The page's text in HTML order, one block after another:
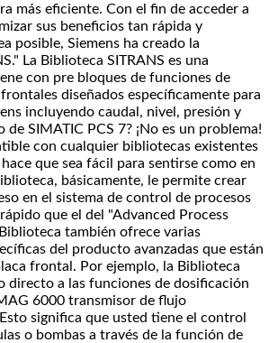
más eficiente. Con el fin de acceder a
sus beneficios tan rápida y
posible, Siemens ha creado la
La Biblioteca SITRANS es una
con pre bloques de funciones de
diseñados específicamente para
incluyendo caudal, nivel, presión y
de SIMATIC PCS 7? ¡No es un problema!
con cualquier bibliotecas existentes
que sea fácil para sentirse como en
básicamente, le permite crear
en el sistema de control de procesos
que el del "Advanced Process
también ofrece varias
del producto avanzadas que están
frontal. Por ejemplo, la Biblioteca
directo a las funciones de dosificación
6000 transmisor de flujo
significa que usted tiene el control
o bombas a través de la función de